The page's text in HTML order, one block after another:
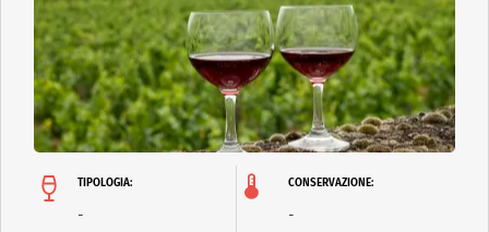
TIPOLOGIA:
-
CONSERVAZIONE:
-